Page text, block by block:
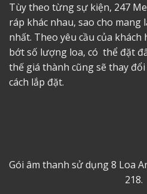
Tùy theo từng sự kiện, 247
ráp khác nhau, sao cho mang
nhất. Theo yêu cầu của
bớt số lượng loa, có thể đặt
thế giá thành cũng sẽ thay
cách lắp đặt.
Gói âm thanh sử dụng 8 Loa
218.